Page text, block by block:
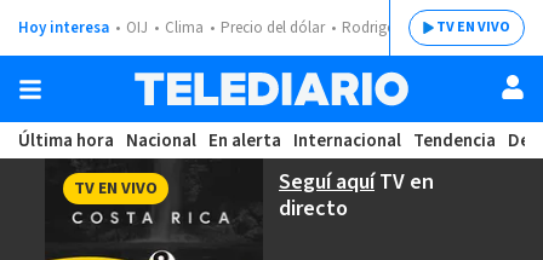
Hoy interesa OIJ Clima Precio del dólar Rodrigo ChavesTV EN VIVO
Última hora Nacional En alerta Internacional Tendencia
Seguí aquíTV en
directo
TV EN VIVO